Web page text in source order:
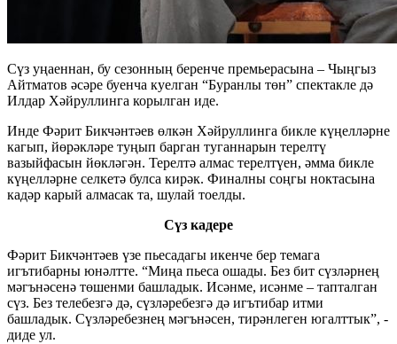
Сүз уңаеннан, бу сезонның беренче премьерасына – Чыңгыз
Айтматов әсәре буенча куелган “Буранлы төн” спектакле дә
Илдар Хәйруллинга корылган иде.
Инде Фәрит Бикчәнтәев өлкән Хәйруллинга бикле күңелләрне
кагып, йөрәкләре туңып барган туганнарын терелтү
вазыйфасын йөкләгән. Терелтә алмас терелтүен, әмма бикле
күңелләрне селкетә булса кирәк. Финалны соңгы ноктасына
кадәр карый алмасак та, шулай тоелды.
Сүз кадере
Фәрит Бикчәнтәев үзе пьесадагы икенче бер темага
игътибарны юнәлтте. “Миңа пьеса ошады. Без бит сүзләрнең
мәгънәсенә төшенми башладык. Исәнме, исәнме – тапталган
сүз. Без телебезгә дә, сүзләребезгә дә игътибар итми
башладык. Сүзләребезнең мәгънәсен, тирәнлеген югалттык”, -
диде ул.